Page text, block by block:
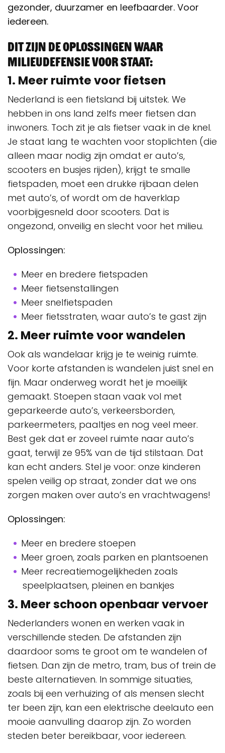
gezonder, duurzamer en leefbaarder. Voor
iedereen.
Dit zijn de oplossingen waar
Milieudefensie voor staat:
1. Meer ruimte voor fietsen
Nederland is een fietsland bij uitstek. We
hebben in ons land zelfs meer fietsen dan
inwoners. Toch zit je als fietser vaak in de knel.
Je staat lang te wachten voor stoplichten (die
alleen maar nodig zijn omdat er auto’s,
scooters en busjes rijden), krijgt te smalle
fietspaden, moet een drukke rijbaan delen
met auto’s, of wordt om de haverklap
voorbijgesneld door scooters. Dat is
ongezond, onveilig en slecht voor het milieu.
Oplossingen:
Meer en bredere fietspaden
Meer fietsenstallingen
Meer snelfietspaden
Meer fietsstraten, waar auto’s te gast zijn
2. Meer ruimte voor wandelen
Ook als wandelaar krijg je te weinig ruimte.
Voor korte afstanden is wandelen juist snel en
fijn. Maar onderweg wordt het je moeilijk
gemaakt. Stoepen staan vaak vol met
geparkeerde auto’s, verkeersborden,
parkeermeters, paaltjes en nog veel meer.
Best gek dat er zoveel ruimte naar auto’s
gaat, terwijl ze 95% van de tijd stilstaan. Dat
kan echt anders. Stel je voor: onze kinderen
spelen veilig op straat, zonder dat we ons
zorgen maken over auto’s en vrachtwagens!
Oplossingen:
Meer en bredere stoepen
Meer groen, zoals parken en plantsoenen
Meer recreatiemogelijkheden zoals
speelplaatsen, pleinen en bankjes
3. Meer schoon openbaar vervoer
Nederlanders wonen en werken vaak in
verschillende steden. De afstanden zijn
daardoor soms te groot om te wandelen of
fietsen. Dan zijn de metro, tram, bus of trein de
beste alternatieven. In sommige situaties,
zoals bij een verhuizing of als mensen slecht
ter been zijn, kan een elektrische deelauto een
mooie aanvulling daarop zijn. Zo worden
steden beter bereikbaar, voor iedereen.